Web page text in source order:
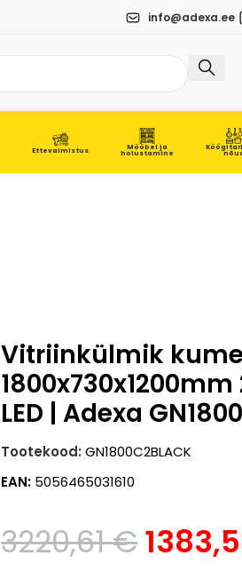
info@adexa.ee
Ettevalmistus Mööbel ja
hoiustamine
Vitriinkülmik
LED | Adexa
Tootekood:GN1800C2BLACK
EAN: 5056465031610
3220,61€